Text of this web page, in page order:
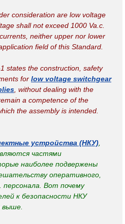
consideration are low voltage
shall not exceed 1000 Va.c.
neither upper nor lower
field of this Standard.
states the construction, safety
for low voltage switchgear
, without dealing with the
a competence of the
the assembly is intended.
устройства (НКУ)
частями
наиболее подвержены
оперативного,
Вот почему
к безопасности НКУ
выше.